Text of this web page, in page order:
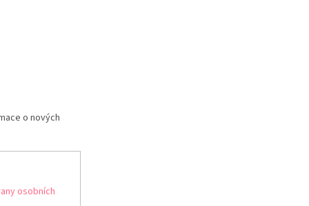
o nových
osobních